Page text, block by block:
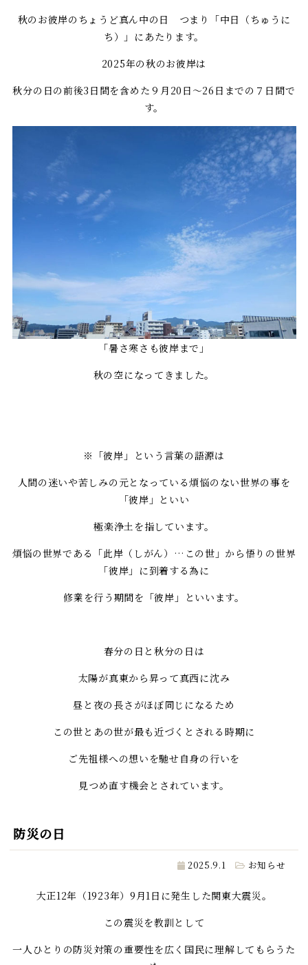
秋のお彼岸のちょうど真ん中の日 つまり「中日（ちゅうに
ち）」にあたります。
2025年の秋のお彼岸は
秋分の日の前後3日間を含めた９月20日～26日までの７日間で
す。
「暑さ寒さも彼岸まで」
秋の空になってきました。
※「彼岸」という言葉の語源は
人間の迷いや苦しみの元となっている煩悩のない世界の事を
「彼岸」といい
極楽浄土を指しています。
煩悩の世界である「此岸（しがん）…この世」から悟りの世界
「彼岸」に到着する為に
修業を行う期間を「彼岸」といいます。
春分の日と秋分の日は
太陽が真東から昇って真西に沈み
昼と夜の長さがほぼ同じになるため
この世とあの世が最も近づくとされる時期に
ご先祖様への想いを馳せ自身の行いを
見つめ直す機会とされています。
防災の日
2025.9.1 お知らせ
大正12年（1923年）9月1日に発生した関東大震災。
この震災を教訓として
一人ひとりの防災対策の重要性を広く国民に理解してもらうた